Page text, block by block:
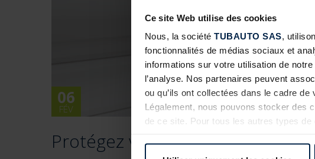
Ce site Web utilise des cookies
Nous, la société TUBAUTO SAS,
fonctionnalités de médias sociaux et
informations sur votre utilisation de
l’analyse. Nos partenaires peuvent
ou qu’ils ont collectées dans le cadre
Légalement, nous pouvons stocker des
de ce site. Pour tous les autres types
06
FÉV
Protégez votre porte à